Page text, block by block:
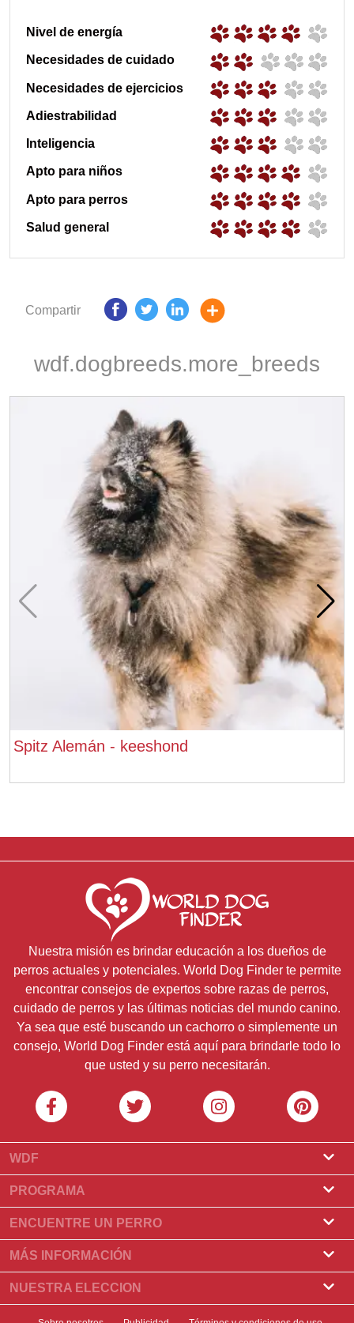
Nivel de energía
Necesidades de cuidado
Necesidades de ejercicios
Adiestrabilidad
Inteligencia
Apto para niños
Apto para perros
Salud general
Compartir
wdf.dogbreeds.more_breeds
Spitz Alemán - keeshond
Nuestra misión es brindar educación a los dueños de
perros actuales y potenciales. World Dog Finder te permite
encontrar consejos de expertos sobre razas de perros,
cuidado de perros y las últimas noticias del mundo canino.
Ya sea que esté buscando un cachorro o simplemente un
consejo, World Dog Finder está aquí para brindarle todo lo
que usted y su perro necesitarán.
WDF
Sobre nosotros
¿Qué es World Dog Finder?
¿Qué asociaciones aceptamos?
Contacto
Nuestros socios
Boletin informativo
PROGRAMA
Programa de criadores
Programa para peluqueros
ENCUENTRE UN PERRO
Encontrar un criadero
Compre un perro
Encontrar una camada
MÁS INFORMACIÓN
Razas
Historias destacadas
NUESTRA ELECCION